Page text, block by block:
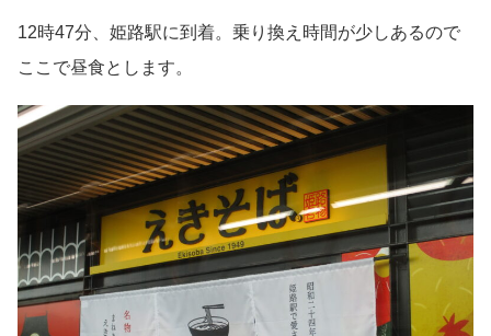
12時47分、姫路駅に到着。乗り換え時間が少しあるので
ここで昼食とします。